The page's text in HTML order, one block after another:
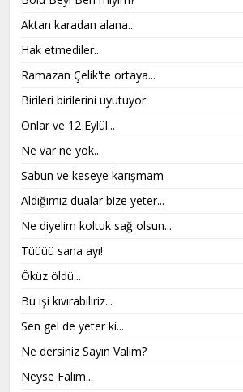
Aktan karadan alana...
Hak etmediler...
Ramazan Çelik'te ortaya...
Birileri birilerini uyutuyor
Onlar ve 12 Eylül...
Ne var ne yok...
Sabun ve keseye karışmam
Aldığımız dualar bize yeter...
Ne diyelim koltuk sağ olsun...
Tüüüü sana ayı!
Öküz öldü...
Bu işi kıvırabiliriz...
Sen gel de yeter ki...
Ne dersiniz Sayın Valim?
Neyse Falim...